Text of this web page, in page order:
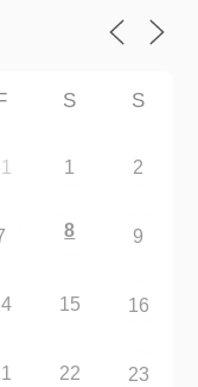
F S S
1 2
8 9
15 16
22 23